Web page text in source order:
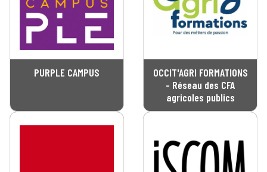
PURPLE CAMPUS
OCCIT'AGRI FORMATIONS
- Réseau des CFA
agricoles publics